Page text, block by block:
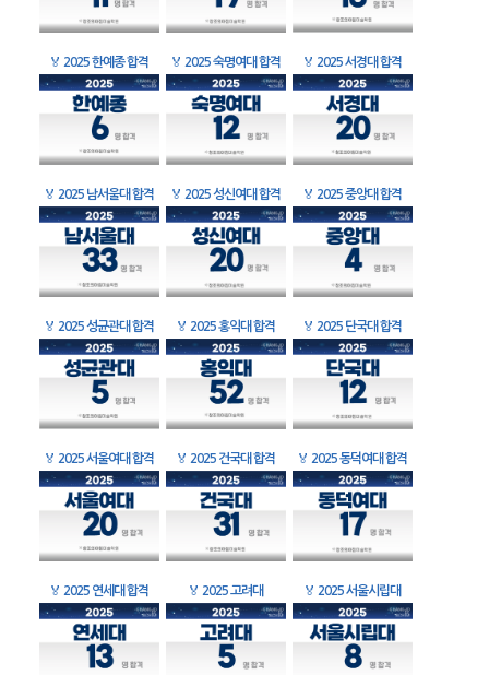
🏅 2025 한예종 합격 🏅 2025 숙명여대 합격 🏅 2025 서경대 합격
🏅 2025 남서울대 합격 🏅 2025 성신여대 합격 🏅 2025 중앙대 합격
🏅 2025 성균관대 합격 🏅 2025 홍익대 합격 🏅 2025 단국대 합격
🏅 2025 서울여대 합격 🏅 2025 건국대 합격 🏅 2025 동덕여대 합격
🏅 2025 연세대 합격 🏅 2025 고려대 🏅 2025 서울시립대